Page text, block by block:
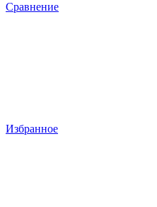
Сравнение
Избранное